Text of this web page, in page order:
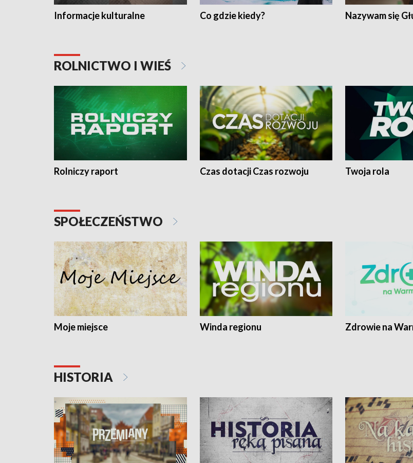
Informacje kulturalne Co gdzie kiedy? Nazywam się
ROLNICTWO I WIEŚ
Rolniczy raport Czas dotacji Czas rozwoju Twoja rola
SPOŁECZEŃSTWO
Moje miejsce Winda regionu Zdrowie na
HISTORIA